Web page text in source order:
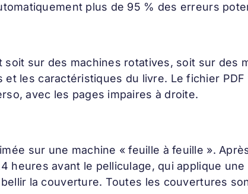
plus de 95 % des erreurs
soit sur des machines rotatives, soit sur des
et les caractéristiques du livre. Le fichier
avec les pages impaires à droite.
sur une machine « feuille à feuille ».
heures avant le pelliculage, qui applique une
la couverture. Toutes les couvertures